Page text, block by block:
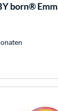
born®